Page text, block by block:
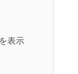
表示